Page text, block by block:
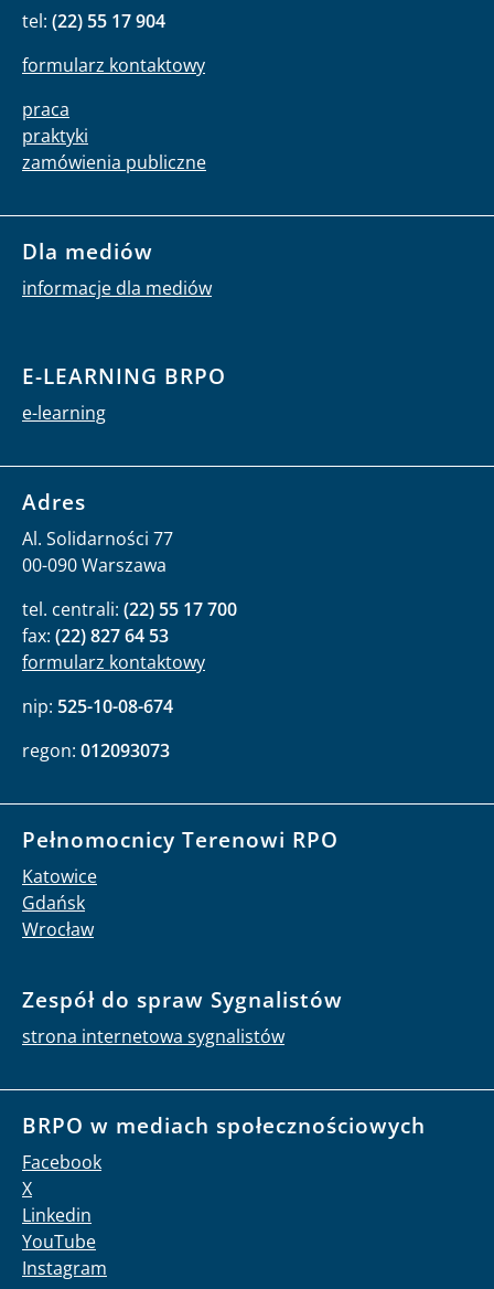
tel: (22) 55 17 904
formularz kontaktowy
praca
praktyki
zamówienia publiczne
Dla mediów
informacje dla mediów
E-LEARNING BRPO
e-learning
Adres
Al. Solidarności 77
00-090 Warszawa
tel. centrali: (22) 55 17 700
fax: (22) 827 64 53
formularz kontaktowy
nip: 525-10-08-674
regon: 012093073
Pełnomocnicy Terenowi RPO
Katowice
Gdańsk
Wrocław
Zespół do spraw Sygnalistów
strona internetowa sygnalistów
BRPO w mediach społecznościowych
Facebook
X
Linkedin
YouTube
Instagram